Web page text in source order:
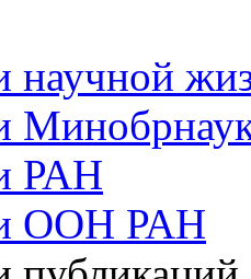
научной
РАН
ООН РАН